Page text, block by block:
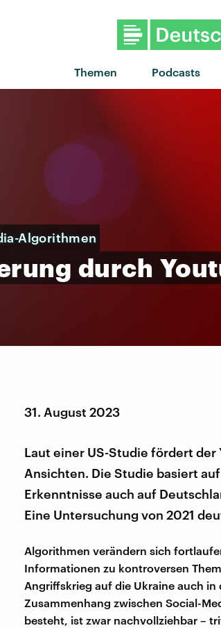
Themen Podcasts
Algorithmen
durch
31. August 2023
Laut einer US-Studie fördert
Ansichten. Die Studie basiert
Erkenntnisse auch auf
Eine Untersuchung von 2021
Algorithmen verändern sich
Informationen zu kontroversen
Angriffskrieg auf die Ukraine auch in
Zusammenhang zwischen Social-
besteht, ist zwar nachvollziehbar –